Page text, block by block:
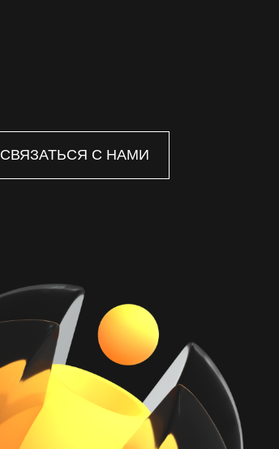
СВЯЗАТЬСЯ С НАМИ